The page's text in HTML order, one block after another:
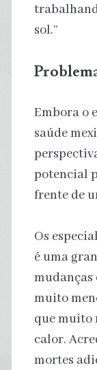
sol.”
Embora o
saúde
potencial
frente de
Os
é uma
mudanças
muito
que muito
calor.
mortes